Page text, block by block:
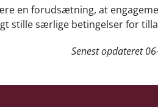
en forudsætning, at
stille særlige betingelser for
Senest opdateret